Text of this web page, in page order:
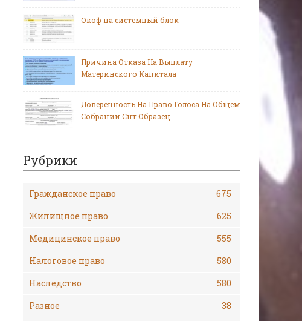
Окоф на системный блок
Причина Отказа На Выплату
Материнского Капитала
Доверенность На Право Голоса На Общем
Собрании Снт Образец
Рубрики
Гражданское право
675
Жилищное право
625
Медицинское право
555
Налоговое право
580
Наследство
580
Разное
38